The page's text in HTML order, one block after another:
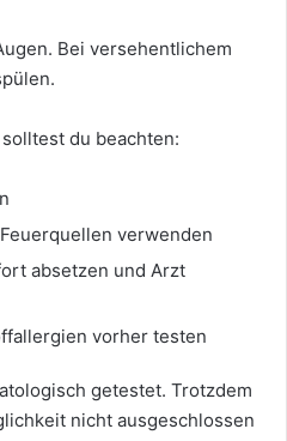
Bei versehentlichem
du beachten:
verwenden
absetzen und Arzt
vorher testen
getestet. Trotzdem
nicht ausgeschlossen